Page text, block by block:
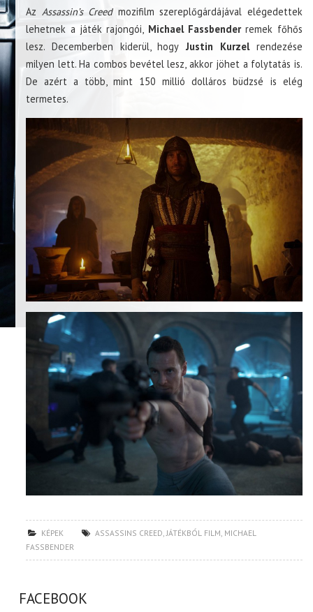
Az Assassin’s Creedmozifilm szereplőgárdájával elégedettek
lehetnek a játék rajongói, Michael Fassbenderremek főhős
lesz. Decemberben kiderül, hogy Justin Kurzelrendezése
milyen lett. Ha combos bevétel lesz, akkor jöhet a folytatás is.
De azért a több, mint 150 millió dolláros büdzsé is elég
termetes.
KÉPEK ASSASSINS CREED,JÁTÉKBÓL FILM, MICHAEL
FASSBENDER
FACEBOOK